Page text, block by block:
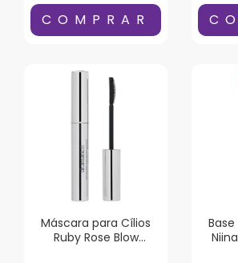
Máscara para Cílios
Ruby Rose Blow